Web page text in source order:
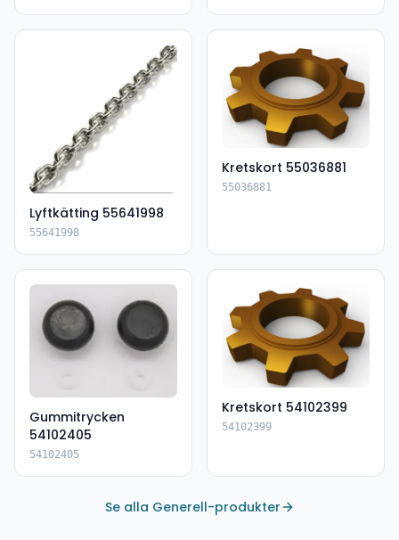
Lyftkätting 55641998
55641998
Kretskort 55036881
55036881
Gummitrycken
54102405
54102405
Kretskort 54102399
54102399
Se alla Generell-produkter